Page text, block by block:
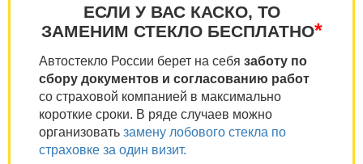
ЕСЛИ У ВАС КАСКО, ТО
ЗАМЕНИМ СТЕКЛО БЕСПЛАТНО*
Автостекло России берет на себя заботу по
сбору документов и согласованию работ
со страховой компанией в максимально
короткие сроки. В ряде случаев можно
организовать замену лобового стекла по
страховке за один визит.